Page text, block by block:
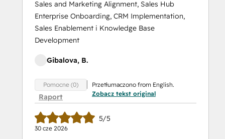
Sales and Marketing Alignment, Sales Hub
Enterprise Onboarding, CRM Implementation,
Sales Enablement i Knowledge Base
Development
Gibalova, B.
Pomocne (0)
Raport
Przetłumaczono from English.
Zobacz tekst original
5/5
30 cze 2026